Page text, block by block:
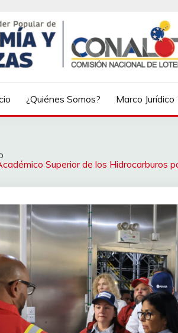
¿Quiénes Somos? Marco Jurídico
Superior de los Hidrocarburos